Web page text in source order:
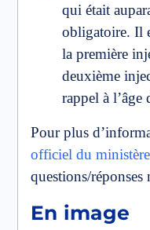
qui était
obligatoire. Il
la première
deuxième
rappel à l’âge
Pour plus
officiel du
questions/réponses
En image